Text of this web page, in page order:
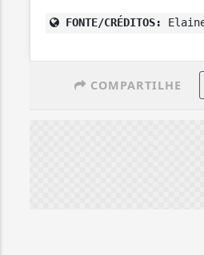
FONTE/CRÉDITOS:
COMPARTILHE